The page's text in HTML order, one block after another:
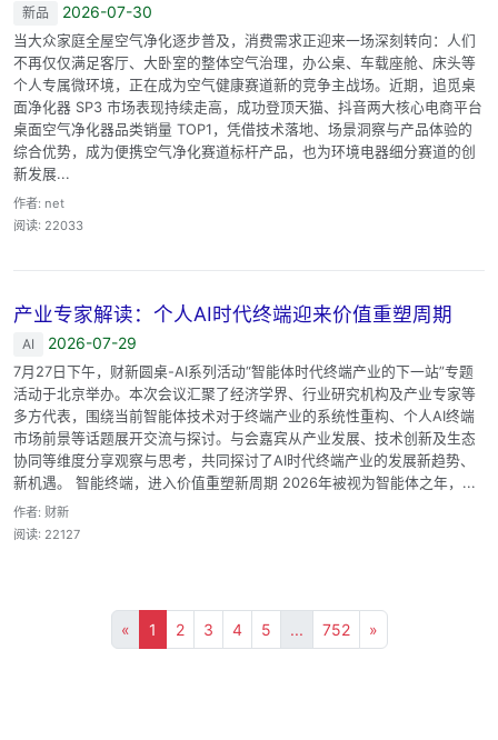
新品 2026-07-30
当大众家庭全屋空气净化逐步普及，消费需求正迎来一场深刻转向：人们
不再仅仅满足客厅、大卧室的整体空气治理，办公桌、车载座舱、床头等
个人专属微环境，正在成为空气健康赛道新的竞争主战场。近期，追觅桌
面净化器 SP3 市场表现持续走高，成功登顶天猫、抖音两大核心电商平台
桌面空气净化器品类销量 TOP1，凭借技术落地、场景洞察与产品体验的
综合优势，成为便携空气净化赛道标杆产品，也为环境电器细分赛道的创
新发展...
作者: net
阅读: 22033
产业专家解读：个人AI时代终端迎来价值重塑周期
AI 2026-07-29
7月27日下午，财新圆桌-AI系列活动“智能体时代终端产业的下一站”专题
活动于北京举办。本次会议汇聚了经济学界、行业研究机构及产业专家等
多方代表，围绕当前智能体技术对于终端产业的系统性重构、个人AI终端
市场前景等话题展开交流与探讨。与会嘉宾从产业发展、技术创新及生态
协同等维度分享观察与思考，共同探讨了AI时代终端产业的发展新趋势、
新机遇。 智能终端，进入价值重塑新周期 2026年被视为智能体之年，...
作者: 财新
阅读: 22127
« 1 2 3 4 5 ... 752 »